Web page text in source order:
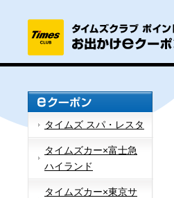
タイムズ スパ・レスタ
タイムズカー×富士急
ハイランド
タイムズカー×東京サ